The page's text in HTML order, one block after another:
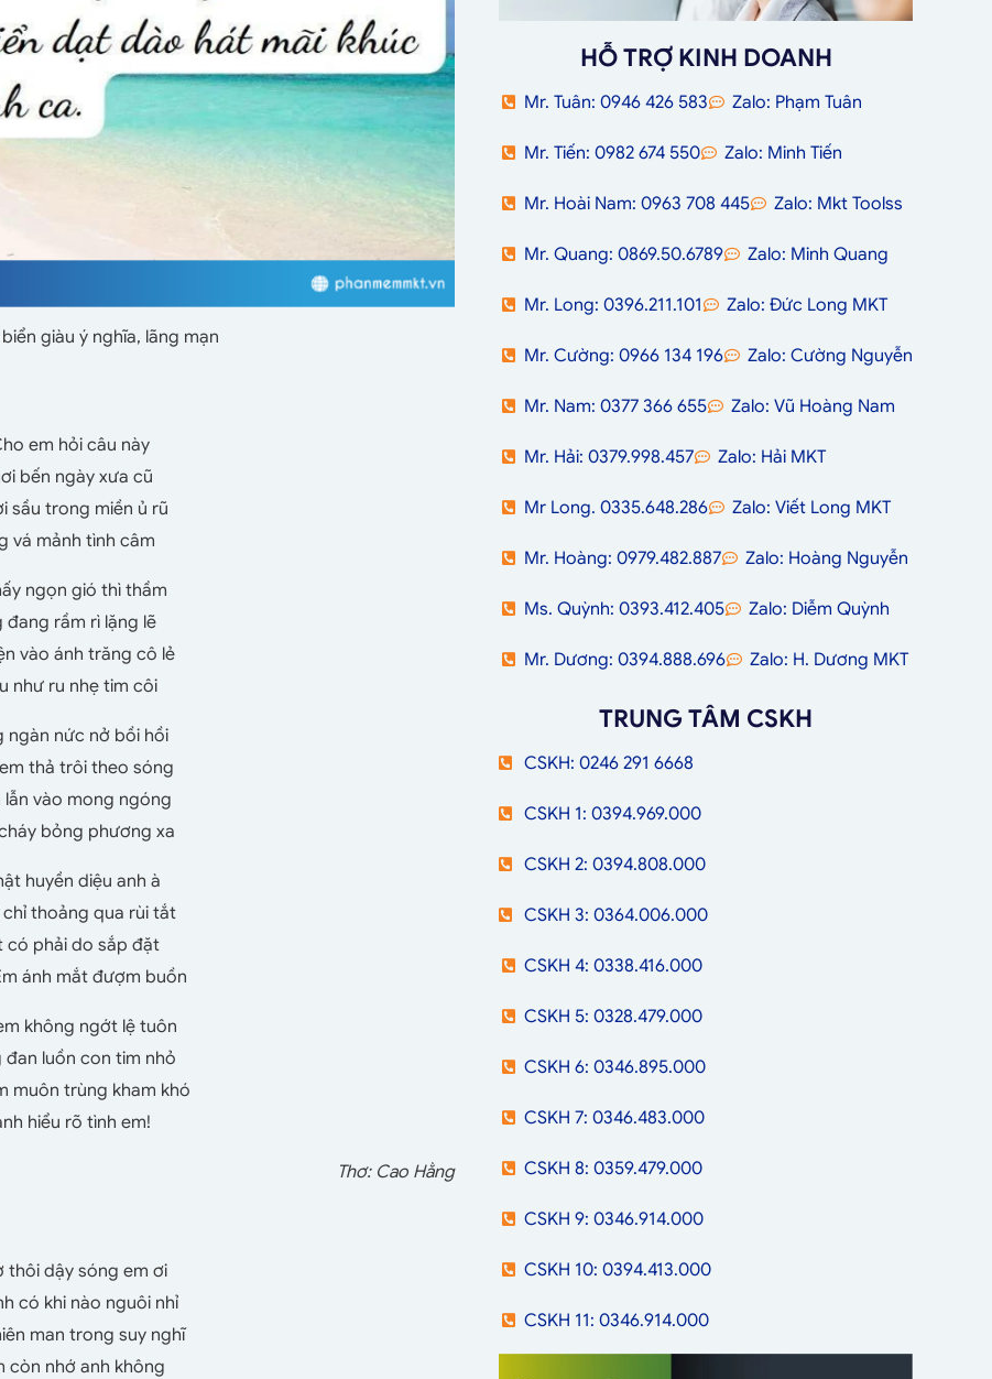
giàu ý nghĩa, lãng mạn
em hỏi câu này
bến ngày xưa cũ
sầu trong miền ủ rũ
vá mảnh tình câm
ngọn gió thì thầm
đang rầm rì lặng lẽ
vào ánh trăng cô lẻ
như ru nhẹ tim côi
ngàn nức nở bồi hồi
thả trôi theo sóng
vào mong ngóng
bỏng phương xa
huyền diệu anh à
thoảng qua rùi tắt
có phải do sắp đặt
ánh mắt đượm buồn
không ngớt lệ tuôn
đan luồn con tim nhỏ
muôn trùng kham khó
hiểu rõ tình em!
Thơ: Cao Hằng
thôi dậy sóng em ơi
có khi nào nguôi nhỉ
man trong suy nghĩ
còn nhớ anh không
HỖ TRỢ KINH DOANH
Mr. Tuân: 0946 426 583 Zalo: Phạm Tuân
Mr. Tiến: 0982 674 550 Zalo: Minh Tiến
Mr. Hoài Nam: 0963 708 445 Zalo: Mkt Toolss
Mr. Quang: 0869.50.6789 Zalo: Minh Quang
Mr. Long: 0396.211.101 Zalo: Đức Long MKT
Mr. Cường: 0966 134 196 Zalo: Cường Nguyễn
Mr. Nam: 0377 366 655 Zalo: Vũ Hoàng Nam
Mr. Hải: 0379.998.457 Zalo: Hải MKT
Mr Long. 0335.648.286 Zalo: Viết Long MKT
Mr. Hoàng: 0979.482.887 Zalo: Hoàng Nguyễn
Ms. Quỳnh: 0393.412.405 Zalo: Diễm Quỳnh
Mr. Dương: 0394.888.696 Zalo: H. Dương MKT
TRUNG TÂM CSKH
CSKH: 0246 291 6668
CSKH 1: 0394.969.000
CSKH 2: 0394.808.000
CSKH 3: 0364.006.000
CSKH 4: 0338.416.000
CSKH 5: 0328.479.000
CSKH 6: 0346.895.000
CSKH 7: 0346.483.000
CSKH 8: 0359.479.000
CSKH 9: 0346.914.000
CSKH 10: 0394.413.000
CSKH 11: 0346.914.000